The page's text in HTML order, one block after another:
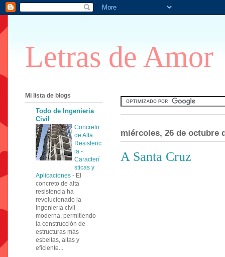
Letras de Amor
miércoles, 26 de octubre
A Santa Cruz
Mi lista de blogs
Todo de Ingenieria
Civil
Concreto
de Alta
Resistenc
ia -
Caracterí
sticas y
Aplicaciones - El
concreto de alta
resistencia ha
revolucionado la
ingeniería civil
moderna, permitiendo
la construcción de
estructuras más
esbeltas, altas y
eficiente...